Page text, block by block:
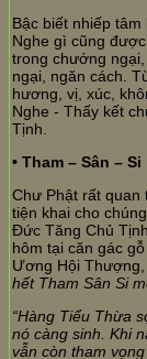
Bậc biết nhiếp
Nghe gì cũng
trong chướng
ngại, ngăn cách.
hương, vị, xúc,
Nghe - Thấy kết
Tịnh.
• Tham – Sân – Si
Chư Phật rất quan
tiện khai cho
Đức Tăng Chủ
hôm tại căn gác
Ương Hội
hết Tham Sân Si
“Hàng Tiểu Thừa
nó càng sinh. Khi
vẫn còn tham